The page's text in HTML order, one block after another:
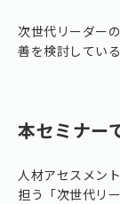
次世代リーダー
善を検討してい
本セミナー
人材アセスメン
担う「次世代リ